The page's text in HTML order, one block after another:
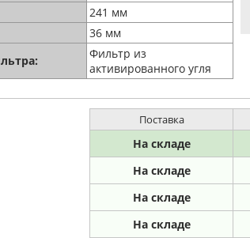
241 мм
36 мм
Фильтр из
активированного угля
Поставка
На складе
На складе
На складе
На складе